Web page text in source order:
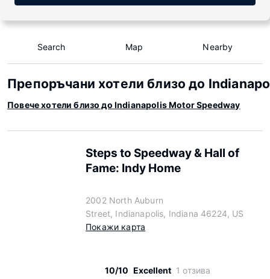
Search Map Nearby
Препоръчани хотели близо до
Повече хотели близо до Indianapolis Motor Speedway
Steps to Speedway & Hall of
Fame: Indy Home
2002 North Auburn
Street, Indianapolis, Indiana 46224, US
Покажи карта
10/10 Excellent 1 отзива